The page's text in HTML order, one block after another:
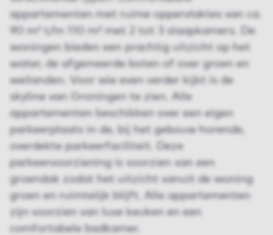
appartementen met ruime oppervlaktes van ca.
90 m² t/m 110 m² met 2 tot 3 slaapkamers. De
woningen bieden een prachtig uitzicht op het
water, de afgemeerde boten of over groen en
weilanden. Voor wie even verder kijkt is de
skyline van Groningen te zien. Alle
appartementen beschikken over een eigen
parkeerplaats in de, bij het gebouw horende,
overdekte parkeerfaciliteit. Deze
parkeervoorziening is voorzien van een
groendak zodat het uitzicht vanuit de woning
groen en ruimtelijk blijft. Alle appartementen
zijn voorzien van luxe keuken en een
comfortabele badkamer.